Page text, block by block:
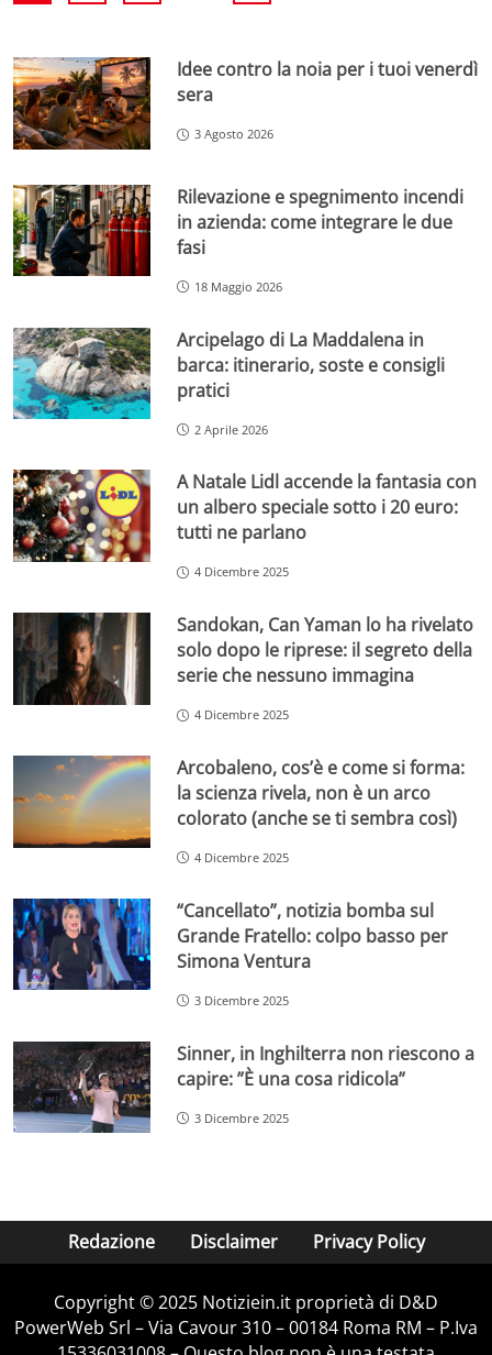
Idee contro la noia per i tuoi venerdì
sera
3 Agosto 2026
Rilevazione e spegnimento incendi
in azienda: come integrare le due
fasi
18 Maggio 2026
Arcipelago di La Maddalena in
barca: itinerario, soste e consigli
pratici
2 Aprile 2026
A Natale Lidl accende la fantasia con
un albero speciale sotto i 20 euro:
tutti ne parlano
4 Dicembre 2025
Sandokan, Can Yaman lo ha rivelato
solo dopo le riprese: il segreto della
serie che nessuno immagina
4 Dicembre 2025
Arcobaleno, cos’è e come si forma:
la scienza rivela, non è un arco
colorato (anche se ti sembra così)
4 Dicembre 2025
“Cancellato”, notizia bomba sul
Grande Fratello: colpo basso per
Simona Ventura
3 Dicembre 2025
Sinner, in Inghilterra non riescono a
capire: ”È una cosa ridicola”
3 Dicembre 2025
Redazione Disclaimer Privacy Policy
Copyright © 2025 Notiziein.it proprietà di D&D
PowerWeb Srl – Via Cavour 310 – 00184 Roma RM – P.Iva